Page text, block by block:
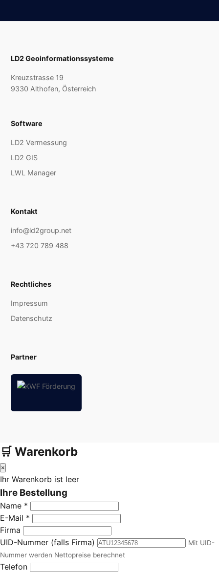
LD2 Geoinformationssysteme
Kreuzstrasse 19
9330 Althofen, Österreich
Software
LD2 Vermessung
LD2 GIS
LWL Manager
Kontakt
info@ld2group.net
+43 720 789 488
Rechtliches
Impressum
Datenschutz
Partner
🛒 Warenkorb
×
Ihr Warenkorb ist leer
Ihre Bestellung
Name *
E-Mail *
Firma
UID-Nummer (falls Firma)
Mit UID-
Nummer werden Nettopreise berechnet
Telefon